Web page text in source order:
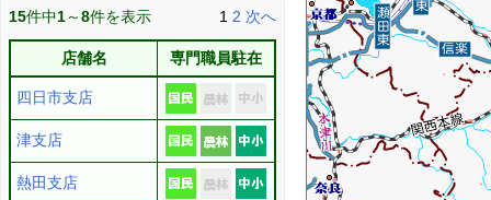
15件中1～8件を表示 1 2 次へ
店舗名 専門職員駐在
四日市支店
津支店
熱田支店